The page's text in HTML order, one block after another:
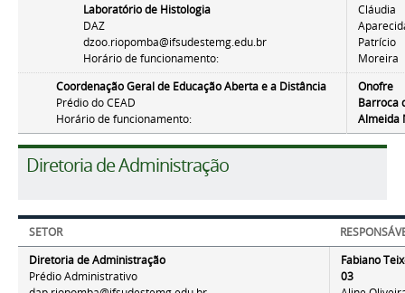
Laboratório de Histologia
DAZ
dzoo.riopomba@ifsudestemg.edu.br
Horário de funcionamento:
Cláudia
Patrício
Moreira
Coordenação Geral de Educação Aberta e a Distância
Prédio do CEAD
Horário de funcionamento:
Onofre
Barroca
Almeida
Diretoria de Administração
SETOR
Diretoria de Administração
Prédio Administrativo
Fabiano
03